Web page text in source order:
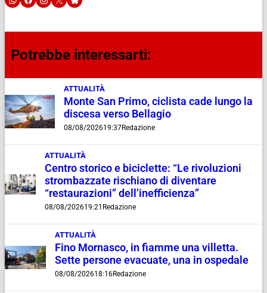
Potrebbe interessarti:
ATTUALITÀ
Monte San Primo, ciclista cade lungo la
discesa verso Bellagio
08/08/202619:37Redazione
ATTUALITÀ
Centro storico e biciclette: “Le rivoluzioni
strombazzate rischiano di diventare
“restaurazioni” dell’inefficienza”
08/08/202619:21 Redazione
ATTUALITÀ
Fino Mornasco, in fiamme una villetta.
Sette persone evacuate, una in ospedale
08/08/202618:16Redazione